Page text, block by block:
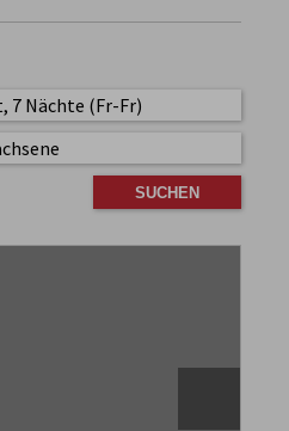
7 Nächte (Fr-Fr)